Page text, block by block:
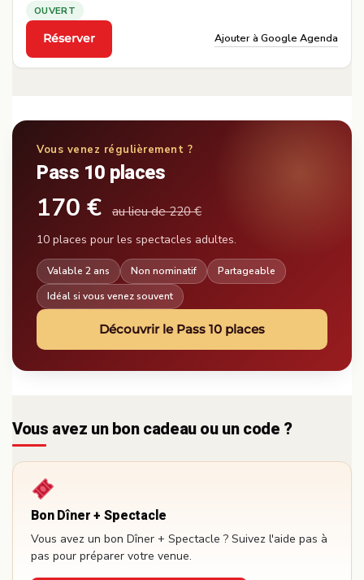
OUVERT
Réserver
·
Ajouter à Google Agenda
Vous venez régulièrement ?
Pass 10 places
170 € au lieu de 220 €
10 places pour les spectacles adultes.
Valable 2 ans Non nominatif
Partageable
Idéal si vous venez souvent
Découvrir le Pass 10 places
Vous avez un bon cadeau ou un code ?
Bon Dîner + Spectacle
Vous avez un bon Dîner + Spectacle ? Suivez l'aide pas à
pas pour préparer votre venue.